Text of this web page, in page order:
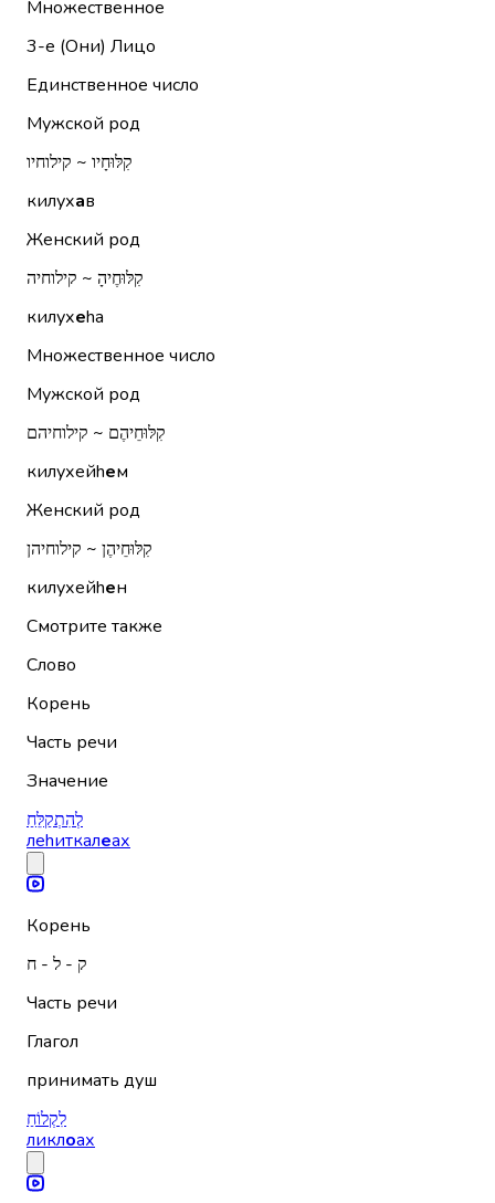
Множественное
3-е (Они) Лицо
Единственное число
Мужской род
קִלּוּחָיו ~ קילוחיו
килухав
Женский род
קִלּוּחֶיהָ ~ קילוחיה
килухеhа
Множественное число
Мужской род
קִלּוּחֵיהֶם ~ קילוחיהם
килухейhем
Женский род
קִלּוּחֵיהֶן ~ קילוחיהן
килухейhен
Смотрите также
Слово
Корень
Часть речи
Значение
לְהִתְקַלֵּחַ
леhиткалеах
Корень
ק - ל - ח
Часть речи
Глагол
принимать душ
לִקְלוֹחַ
ликлоах